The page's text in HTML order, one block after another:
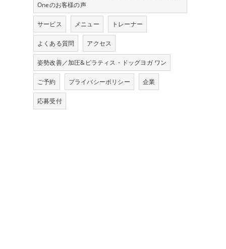
Oneのお客様の声
サービス メニュー トレーナー
よくある質問 アクセス
姿勢改善／加圧&ピラティス・ドッグヨガ ワン
ご予約 プライバシーポリシー 企業
応募受付